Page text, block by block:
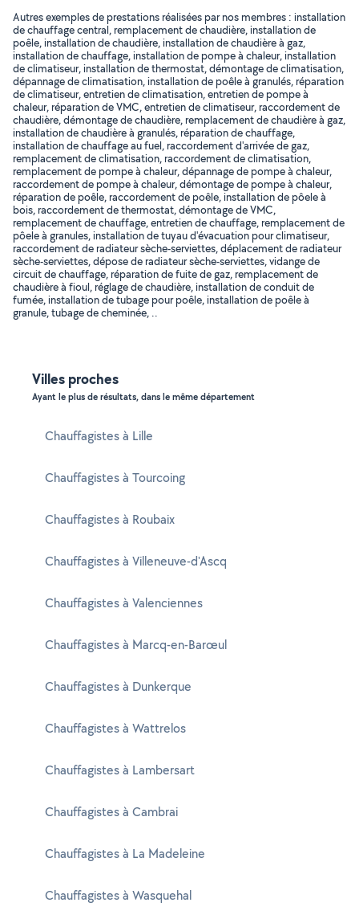
Autres exemples de prestations réalisées par nos membres : installation
de chauffage central, remplacement de chaudière, installation de
poêle, installation de chaudière, installation de chaudière à gaz,
installation de chauffage, installation de pompe à chaleur, installation
de climatiseur, installation de thermostat, démontage de climatisation,
dépannage de climatisation, installation de poêle à granulés, réparation
de climatiseur, entretien de climatisation, entretien de pompe à
chaleur, réparation de VMC, entretien de climatiseur, raccordement de
chaudière, démontage de chaudière, remplacement de chaudière à gaz,
installation de chaudière à granulés, réparation de chauffage,
installation de chauffage au fuel, raccordement d'arrivée de gaz,
remplacement de climatisation, raccordement de climatisation,
remplacement de pompe à chaleur, dépannage de pompe à chaleur,
raccordement de pompe à chaleur, démontage de pompe à chaleur,
réparation de poêle, raccordement de poêle, installation de pôele à
bois, raccordement de thermostat, démontage de VMC,
remplacement de chauffage, entretien de chauffage, remplacement de
pôele à granules, installation de tuyau d'évacuation pour climatiseur,
raccordement de radiateur sèche-serviettes, déplacement de radiateur
sèche-serviettes, dépose de radiateur sèche-serviettes, vidange de
circuit de chauffage, réparation de fuite de gaz, remplacement de
chaudière à fioul, réglage de chaudière, installation de conduit de
fumée, installation de tubage pour poêle, installation de poêle à
granule, tubage de cheminée, ..
Villes proches
Ayant le plus de résultats, dans le même département
Chauffagistes à Lille
Chauffagistes à Tourcoing
Chauffagistes à Roubaix
Chauffagistes à Villeneuve-d'Ascq
Chauffagistes à Valenciennes
Chauffagistes à Marcq-en-Barœul
Chauffagistes à Dunkerque
Chauffagistes à Wattrelos
Chauffagistes à Lambersart
Chauffagistes à Cambrai
Chauffagistes à La Madeleine
Chauffagistes à Wasquehal